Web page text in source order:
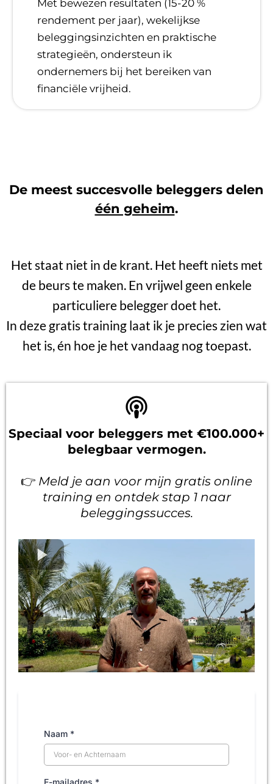
​Met bewezen resultaten (15-20 %
rendement per jaar), wekelijkse
beleggingsinzichten en praktische
strategieën, ondersteun ik
ondernemers bij het bereiken van
financiële vrijheid.
De meest succesvolle beleggers delen
één geheim.
Het staat niet in de krant. Het heeft niets met
de beurs te maken. En vrijwel geen enkele
particuliere belegger doet het.
In deze gratis training laat ik je precies zien wat
het is, én hoe je het vandaag nog toepast.
Speciaal voor beleggers met €100.000+
belegbaar vermogen.
👉 Meld je aan voor mijn gratis online
training en ontdek stap 1 naar
beleggingssucces.
Naam *